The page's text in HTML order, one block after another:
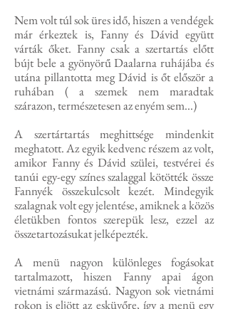
Nem volt túl sok üres idő, hiszen a vendégek
már érkeztek is, Fanny és Dávid együtt
várták őket. Fanny csak a szertartás előtt
bújt bele a gyönyörű Daalarna ruhájába és
utána pillantotta meg Dávid is őt először a
ruhában ( a szemek nem maradtak
szárazon, természetesen az enyém sem...)​
A szertártartás meghittsége mindenkit
meghatott. Az egyik kedvenc részem az volt,
amikor Fanny és Dávid szülei, testvérei és
tanúi egy-egy színes szalaggal kötötték össze
Fannyék összekulcsolt kezét. Mindegyik
szalagnak volt egy jelentése, amiknek a közös
életükben fontos szerepük lesz, ezzel az
összetartozásukat jelképezték.
A menü nagyon különleges fogásokat
tartalmazott, hiszen Fanny apai ágon
vietnámi származású. Nagyon sok vietnámi
rokon is eljött az esküvőre, így a menü egy